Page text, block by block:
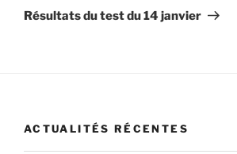
suivant
Résultats du test du 14 janvier
ACTUALITÉS RÉCENTES